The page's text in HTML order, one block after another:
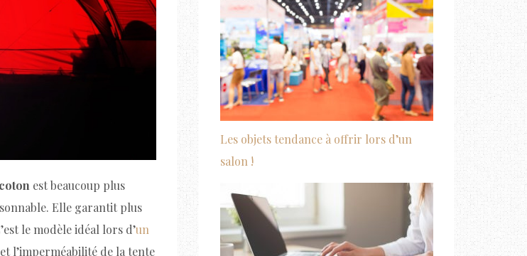
est beaucoup plus
Elle garantit plus
le modèle idéal lors d’un
l’imperméabilité de la tente
Les objets tendance à offrir lors d’un
salon !